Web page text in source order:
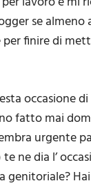
se almeno
per finire di
occasione
fatto mai
urgente
ne dia l’
genitoriale?